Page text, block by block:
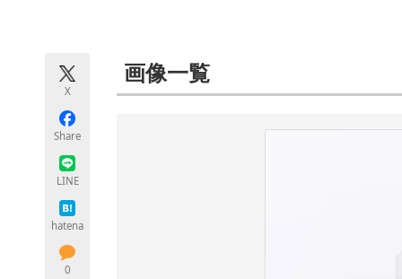
ちょっと気になるネットの話題
X
Share
LINE
hatena
0
画像一覧